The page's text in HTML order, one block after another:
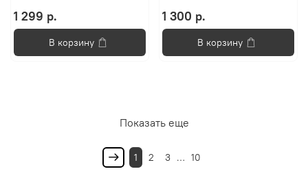
1 299 р.
В корзину
1 300 р.
В корзину
Показать еще
1 2 3 … 10